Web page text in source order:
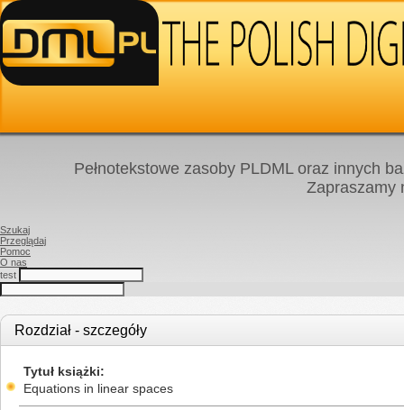
Pełnotekstowe zasoby PLDML oraz innych
Zapraszamy
Szukaj
Przeglądaj
Pomoc
O nas
test
Rozdział - szczegóły
Tytuł książki
Equations in linear spaces